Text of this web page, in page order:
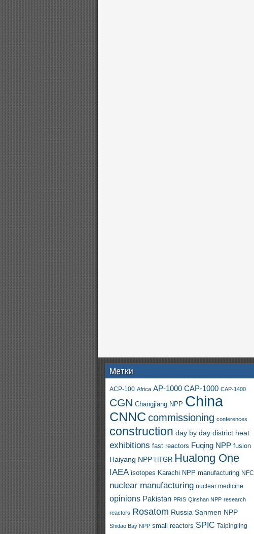
Метки
ACP-100 Africa AP-1000 CAP-1000 CAP-1400
CGN Changjiang NPP China
CNNC commissioning conferences
construction day by day district heat
exhibitions fast reactors Fuqing NPP fusion
Haiyang NPP HTGR Hualong One
IAEA isotopes Karachi NPP manufacturing NFC
nuclear manufacturing nuclear medicine
opinions Pakistan PRIS Qinshan NPP research
reactors Rosatom Russia Sanmen NPP
Shidao Bay NPP small reactors SPIC Taipingling